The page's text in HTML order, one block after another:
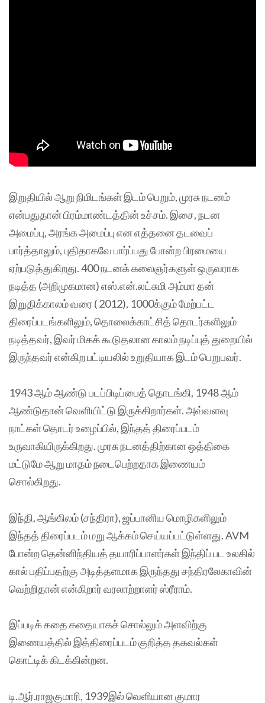
இறுதியில் ஆறு நிமிடங்கள் இடம் பெறும், முரசு நடனம்
என்பதுதான் பிரம்மாண்டத்தின் உச்சம். இசை, நடன
அமைப்பு, அரங்க அமைப்பு என எத்தனை தடவைப்
பார்த்தாலும், புதிதாகவே பார்ப்பது போன்ற பிரமையை
ஏற்படுத்துகிறது. 400 நடனக் கலைஞர்களுள் ஒருவராக
நடித்த (அறிமுகமான) எஸ்.என்.லட்சுமி அம்மா தன்
இறுதிக்காலம் வரை ( 2012), 1000க்கும் மேற்பட்ட
திரைப்படங்களிலும், தொலைக்காட்சித் தொடர்களிலும்
நடித்தவர், இவர் மிகக் கூடுதலான காலம் நடிப்புத் துறையில்
இருந்தவர் என்கிற பட்டியலில் உறுதியாக இடம் பெறுபவர்.
1943 ஆம் ஆண்டு படப்பிடிப்பைத் தொடங்கி, 1948 ஆம்
ஆண்டுதான் வெளியிட்டு இருக்கிறார்கள். அவ்வளவு
நாட்கள் தொடர் உழைப்பில், இந்தத் திரைப்படம்
உருவாகியிருக்கிறது. முரசு நடனத்திற்கான ஒத்திகை
மட்டுமே ஆறு மாதம் நடைபெற்றதாக இணையம்
சொல்கிறது.
இந்தி, ஆங்கிலம் (சந்திரா), ஜப்பானிய மொழிகளிலும்
இந்தத் திரைப்படம் மறு ஆக்கம் செய்யப்பட்டுள்ளது. AVM
போன்ற தென்னிந்தியத் தயாரிப்பாளர்கள் இந்திப் பட உலகில்
கால் பதிப்பதற்கு அடித்தளமாக இருந்தது சந்திரலேகாவின்
வெற்றிதான் என்கிறார் வரலாற்றாளர் ஸ்ரீராம்.
இப்படிக் கதை கதையாகச் சொல்லும் அளவிற்கு
இணையத்தில் இத்திரைப்படம் குறித்த தகவல்கள்
கொட்டிக் கிடக்கின்றன.
டி.ஆர்.ராஜகுமாரி, 1939இல் வெளியான குமார